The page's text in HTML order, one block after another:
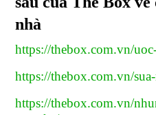
nhà
https://thebox.com.vn/
https://thebox.com.vn/
https://thebox.com.vn/